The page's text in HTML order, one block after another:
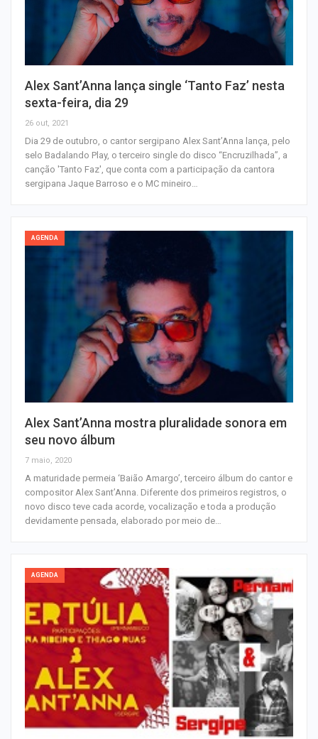
Alex Sant’Anna lança single ‘Tanto Faz’ nesta
sexta-feira, dia 29
26 out, 2021
Dia 29 de outubro, o cantor sergipano Alex Sant’Anna lança, pelo
selo Badalando Play, o terceiro single do disco “Encruzilhada”, a
canção 'Tanto Faz', que conta com a participação da cantora
sergipana Jaque Barroso e o MC mineiro…
AGENDA
Alex Sant’Anna mostra pluralidade sonora em
seu novo álbum
7 maio, 2020
A maturidade permeia ‘Baião Amargo’, terceiro álbum do cantor e
compositor Alex Sant’Anna. Diferente dos primeiros registros, o
novo disco teve cada acorde, vocalização e toda a produção
devidamente pensada, elaborado por meio de…
AGENDA